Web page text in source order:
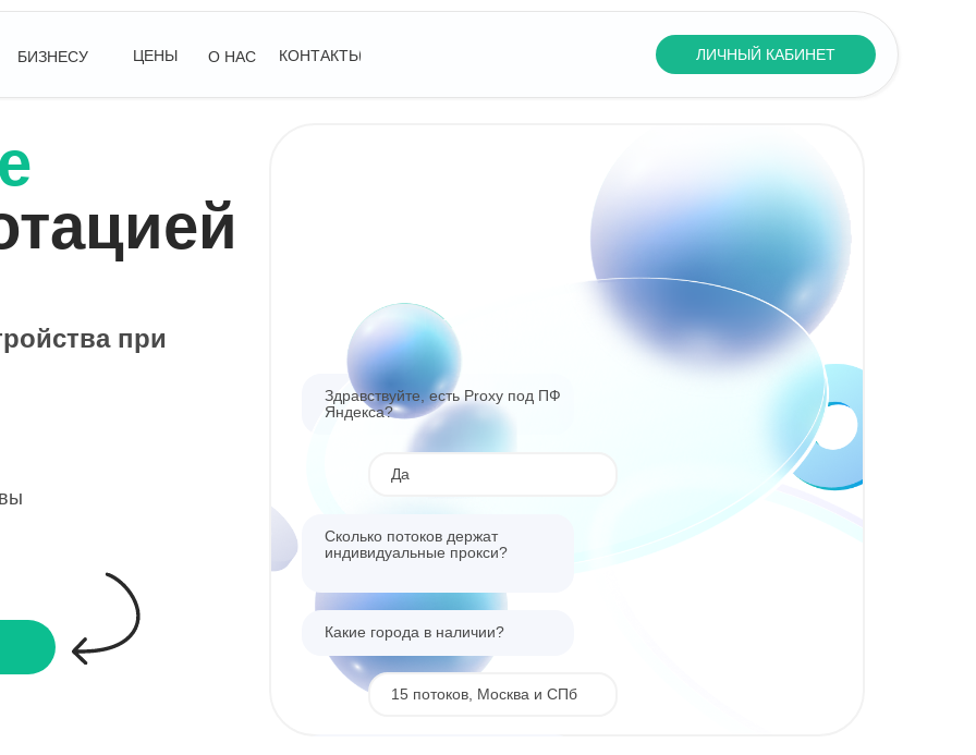
ЛИЧНЫЙ КАБИНЕТ
БИЗНЕСУ ЦЕНЫ О НАС КОНТАКТЫ
Здравствуйте, есть Proxy под ПФ
Яндекса?
Да
Сколько потоков держат
индивидуальные прокси?
Какие города в наличии?
15 потоков, Москва и СПб
при